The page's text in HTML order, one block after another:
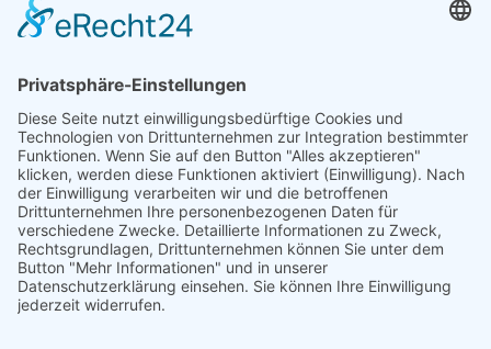
Warum dauert Ladungssicherung oft
länger als nötig?
Wie viele Arbeitsschritte entstehen bei der
Ladungssicherung nur deshalb, weil es schon immer so
gemacht wurde?
Anti-Rutsch-Matten zuschneiden, positionieren,
kontrollieren und regelmäßig ersetzen. Jeder einzelne
Schritt kostet Zeit. Bei mehreren Verladungen pro Tag
summiert sich das schnell.
WEITERLESEN »